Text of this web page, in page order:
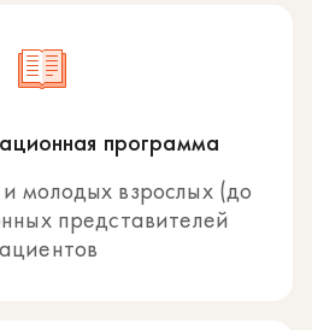
программа
молодых взрослых (до
представителей